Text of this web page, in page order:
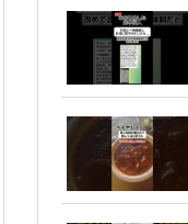
「今年でやめる」農